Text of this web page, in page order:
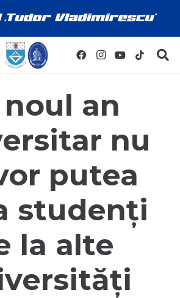
an
nu
putea
studenți
la alte